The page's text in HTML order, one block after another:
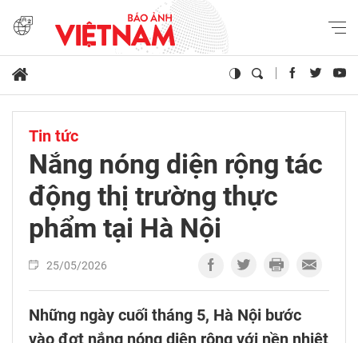
Tin tức
Nắng nóng diện rộng tác
động thị trường thực
phẩm tại Hà Nội
25/05/2026
Những ngày cuối tháng 5, Hà Nội bước
vào đợt nắng nóng diện rộng với nền nhiệt